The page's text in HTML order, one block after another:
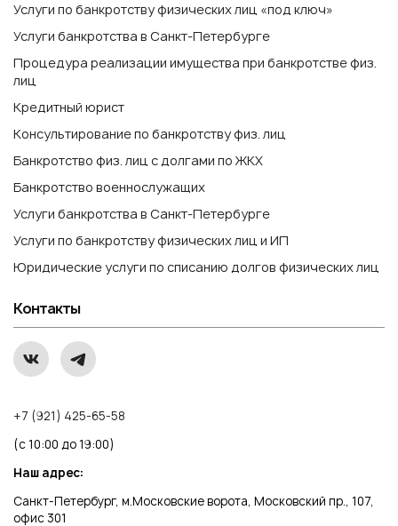
Услуги по банкротству физических лиц «под ключ»
Услуги банкротства в Санкт-Петербурге
Процедура реализации имущества при банкротстве физ.
лиц
Кредитный юрист
Консультирование по банкротству физ. лиц
Банкротство физ. лиц с долгами по ЖКХ
Банкротство военнослужащих
Услуги банкротства в Санкт-Петербурге
Услуги по банкротству физических лиц и ИП
Юридические услуги по списанию долгов физических лиц
Контакты
+7 (921) 425-65-58
(с 10:00 до 19:00)
Наш адрес:
Санкт-Петербург, м.Московские ворота, Московский пр., 107,
офис 301